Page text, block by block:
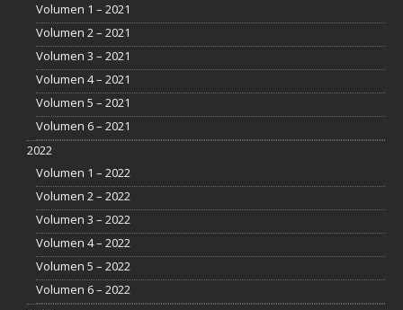
Volumen 1 – 2021
Volumen 2 – 2021
Volumen 3 – 2021
Volumen 4 – 2021
Volumen 5 – 2021
Volumen 6 – 2021
2022
Volumen 1 – 2022
Volumen 2 – 2022
Volumen 3 – 2022
Volumen 4 – 2022
Volumen 5 – 2022
Volumen 6 – 2022